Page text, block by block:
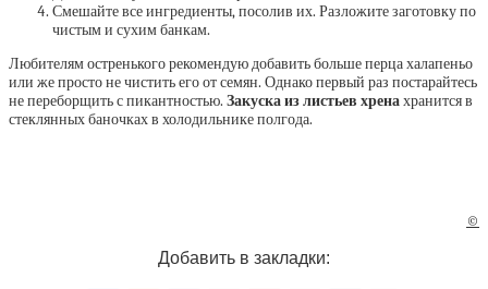
Смешайте все ингредиенты, посолив их. Разложите заготовку по
чистым и сухим банкам.
Любителям остренького рекомендую добавить больше перца халапеньо
или же просто не чистить его от семян. Однако первый раз постарайтесь
не переборщить с пикантностью. Закуска из листьев хренахранится в
стеклянных баночках в холодильнике полгода.
©
Добавить в закладки: